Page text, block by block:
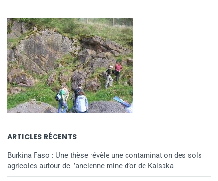
ARTICLES RÉCENTS
Burkina Faso : Une thèse révèle une contamination des sols
agricoles autour de l’ancienne mine d’or de Kalsaka